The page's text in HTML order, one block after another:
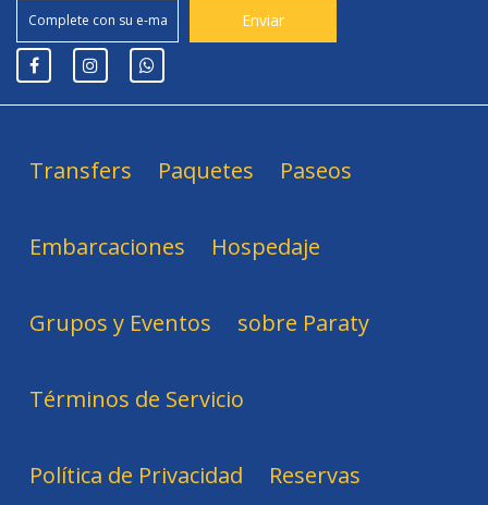
Transfers Paquetes Paseos
Embarcaciones Hospedaje
Grupos y Eventos sobre Paraty
Términos de Servicio
Política de Privacidad Reservas